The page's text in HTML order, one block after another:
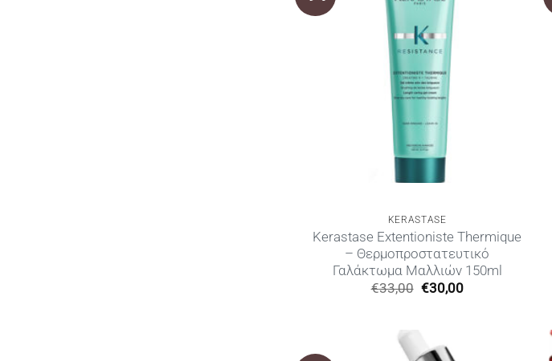
KERASTASE
Kerastase Extentioniste Thermique
– Θερμοπροστατευτικό
Γαλάκτωμα Μαλλιών 150ml
€33,00 Original
€30,00Η